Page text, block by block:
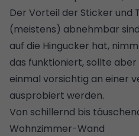
Der Vorteil der Sticker und
(meistens) abnehmbar
auf die Hingucker hat,
das funktioniert, sollte
einmal vorsichtig an einer
ausprobiert werden.
Von schillernd bis
Wohnzimmer-Wand